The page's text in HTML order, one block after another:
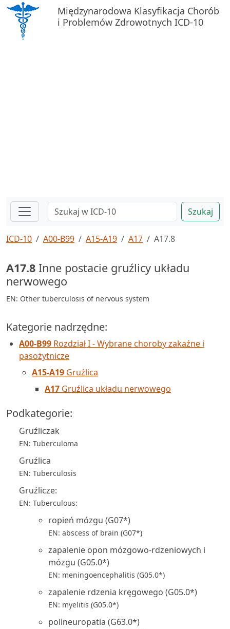
Międzynarodowa Klasyfikacja Chorób
i Problemów Zdrowotnych ICD-10
Szukaj
ICD-10 A00-B99 A15-A19 A17 A17.8
A17.8 Inne postacie gruźlicy układu
nerwowego
EN: Other tuberculosis of nervous system
Kategorie nadrzędne:
A00-B99 Rozdział I - Wybrane choroby zakaźne i
pasożytnicze
A15-A19 Gruźlica
A17 Gruźlica układu nerwowego
Podkategorie:
Gruźliczak
EN: Tuberculoma
Gruźlica
EN: Tuberculosis
Gruźlicze:
EN: Tuberculous:
ropień mózgu (G07*)
EN: abscess of brain (G07*)
zapalenie opon mózgowo-rdzeniowych i
mózgu (G05.0*)
EN: meningoencephalitis (G05.0*)
zapalenie rdzenia kręgowego (G05.0*)
EN: myelitis (G05.0*)
polineuropatia (G63.0*)